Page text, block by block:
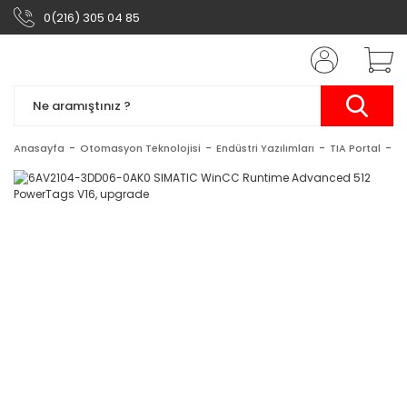
0(216) 305 04 85
Anasayfa Otomasyon Teknolojisi Endüstri Yazılımları TIA Portal